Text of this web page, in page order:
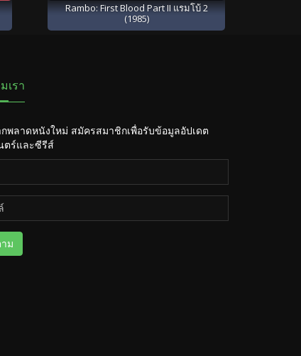
Rambo: First Blood Part II แรมโบ้ 2
(1985)
เรา
กพลาดหนังใหม่ สมัครสมาชิกเพื่อรับข้อมูลอัปเดต
ตร์และซีรีส์
ม